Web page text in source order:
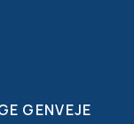
GENVEJE